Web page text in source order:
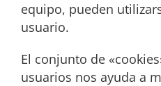
equipo, pueden
usuario.
El conjunto de
usuarios nos ayuda a